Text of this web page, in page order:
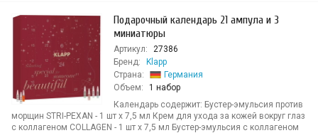
Подарочный календарь 21 ампула и 3
миниатюры
Артикул:
27386
Бренд:
Klapp
Страна:
Германия
Объем:
1 набор
Календарь содержит: Бустер-эмульсия против
морщин STRI-PEXAN - 1 шт х 7,5 мл Крем для ухода за кожей вокруг глаз
с коллагеном COLLAGEN - 1 шт х 7,5 мл Бустер-эмульсия с коллагеном